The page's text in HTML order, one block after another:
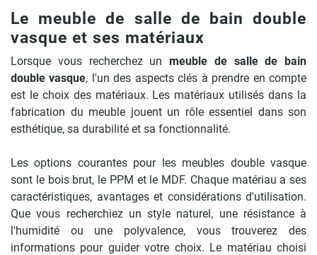
Le meuble de salle de bain double
vasque et ses matériaux
Lorsque vous recherchez un meuble de salle de bain
double vasque, l'un des aspects clés à prendre en compte
est le choix des matériaux. Les matériaux utilisés dans la
fabrication du meuble jouent un rôle essentiel dans son
esthétique, sa durabilité et sa fonctionnalité.
Les options courantes pour les meubles double vasque
sont le bois brut, le PPM et le MDF. Chaque matériau a ses
caractéristiques, avantages et considérations d'utilisation.
Que vous recherchiez un style naturel, une résistance à
l'humidité ou une polyvalence, vous trouverez des
informations pour guider votre choix. Le matériau choisi